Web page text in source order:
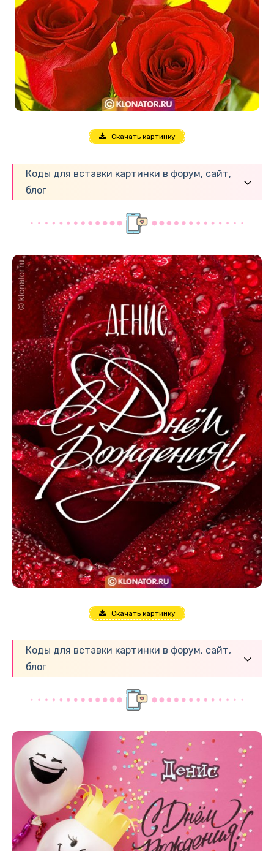
Скачать картинку
Коды для вставки картинки в форум, сайт,
блог
Скачать картинку
Коды для вставки картинки в форум, сайт,
блог